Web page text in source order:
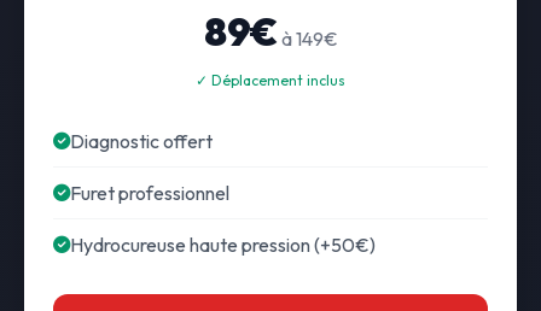
89€ à 149€
✓ Déplacement inclus
Diagnostic offert
Furet professionnel
Hydrocureuse haute pression (+50€)